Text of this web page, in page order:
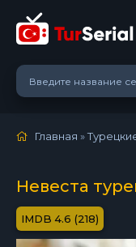
Главная »
Невеста
4.6 (218)